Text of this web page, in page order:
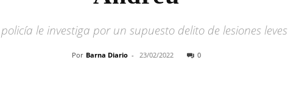
le investiga por un supuesto delito de lesiones leves
Por Barna Diario - 23/02/2022 0